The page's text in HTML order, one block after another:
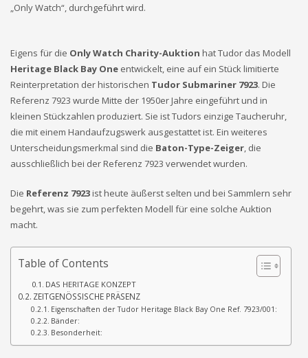
„Only Watch“, durchgeführt wird.
Eigens für die Only Watch Charity-Auktion hat Tudor das Modell
Heritage Black Bay One entwickelt, eine auf ein Stück limitierte
Reinterpretation der historischen Tudor Submariner 7923. Die
Referenz 7923 wurde Mitte der 1950er Jahre eingeführt und in
kleinen Stückzahlen produziert. Sie ist Tudors einzige Taucheruhr,
die mit einem Handaufzugswerk ausgestattet ist. Ein weiteres
Unterscheidungsmerkmal sind die Baton-Type-Zeiger , die
ausschließlich bei der Referenz 7923 verwendet wurden.
Die Referenz 7923ist heute äußerst selten und bei Sammlern sehr
begehrt, was sie zum perfekten Modell für eine solche Auktion
macht.
Table of Contents
DAS HERITAGE KONZEPT
ZEITGENÖSSISCHE PRÄSENZ
Eigenschaften der Tudor Heritage Black Bay One Ref. 7923/001:
Bänder:
Besonderheit: